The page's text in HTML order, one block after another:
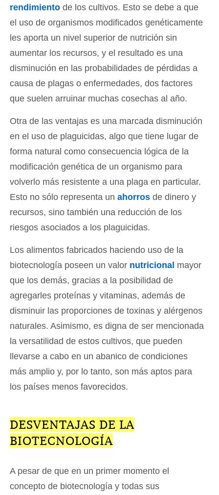
rendimiento de los cultivos. Esto se debe a que
el uso de organismos modificados genéticamente
les aporta un nivel superior de nutrición sin
aumentar los recursos, y el resultado es una
disminución en las probabilidades de pérdidas a
causa de plagas o enfermedades, dos factores
que suelen arruinar muchas cosechas al año.
Otra de las ventajas es una marcada disminución
en el uso de plaguicidas, algo que tiene lugar de
forma natural como consecuencia lógica de la
modificación genética de un organismo para
volverlo más resistente a una plaga en particular.
Esto no sólo representa un ahorros de dinero y
recursos, sino también una reducción de los
riesgos asociados a los plaguicidas.
Los alimentos fabricados haciendo uso de la
biotecnología poseen un valor nutricional mayor
que los demás, gracias a la posibilidad de
agregarles proteínas y vitaminas, además de
disminuir las proporciones de toxinas y alérgenos
naturales. Asimismo, es digna de ser mencionada
la versatilidad de estos cultivos, que pueden
llevarse a cabo en un abanico de condiciones
más amplio y, por lo tanto, son más aptos para
los países menos favorecidos.
DESVENTAJAS DE LA
BIOTECNOLOGÍA
A pesar de que en un primer momento el
concepto de biotecnología y todas sus